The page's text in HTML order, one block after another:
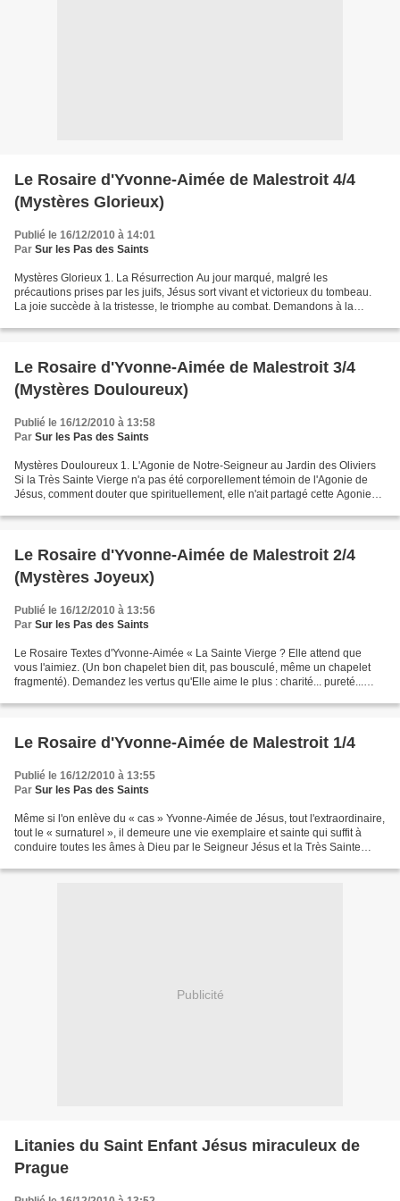
Le Rosaire d'Yvonne-Aimée de Malestroit 4/4
(Mystères Glorieux)
Publié le 16/12/2010 à 14:01
Par Sur les Pas des Saints
Mystères Glorieux 1. La Résurrection Au jour marqué, malgré les
précautions prises par les juifs, Jésus sort vivant et victorieux du tombeau.
La joie succède à la tristesse, le triomphe au combat. Demandons à la
Le Rosaire d'Yvonne-Aimée de Malestroit 3/4
(Mystères Douloureux)
Publié le 16/12/2010 à 13:58
Par Sur les Pas des Saints
Mystères Douloureux 1. L'Agonie de Notre-Seigneur au Jardin des Oliviers
Si la Très Sainte Vierge n'a pas été corporellement témoin de l'Agonie de
Jésus, comment douter que spirituellement, elle n'ait partagé cette Agonie
Le Rosaire d'Yvonne-Aimée de Malestroit 2/4
(Mystères Joyeux)
Publié le 16/12/2010 à 13:56
Par Sur les Pas des Saints
Le Rosaire Textes d'Yvonne-Aimée « La Sainte Vierge ? Elle attend que
vous l'aimiez. (Un bon chapelet bien dit, pas bousculé, même un chapelet
fragmenté). Demandez les vertus qu'Elle aime le plus : charité... pureté...
Le Rosaire d'Yvonne-Aimée de Malestroit 1/4
Publié le 16/12/2010 à 13:55
Par Sur les Pas des Saints
Même si l'on enlève du « cas » Yvonne-Aimée de Jésus, tout l'extraordinaire,
tout le « surnaturel », il demeure une vie exemplaire et sainte qui suffit à
conduire toutes les âmes à Dieu par le Seigneur Jésus et la Très Sainte
Publicité
Litanies du Saint Enfant Jésus miraculeux de
Prague